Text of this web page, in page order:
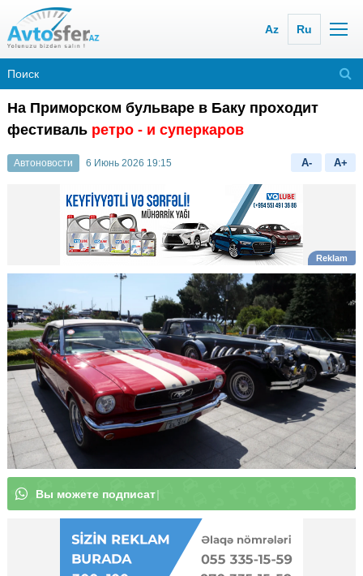
Az Ru
На Приморском бульваре в Баку проходит
фестиваль ретро - и суперкаров
Автоновости 6 Июнь 2026 19:15 A- A+
|